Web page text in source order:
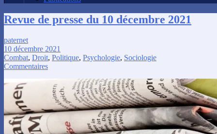
Revue de presse du 10 décembre 2021
paternet
10 décembre 2021
Combat, Droit, Politique, Psychologie, Sociologie
Commentaires